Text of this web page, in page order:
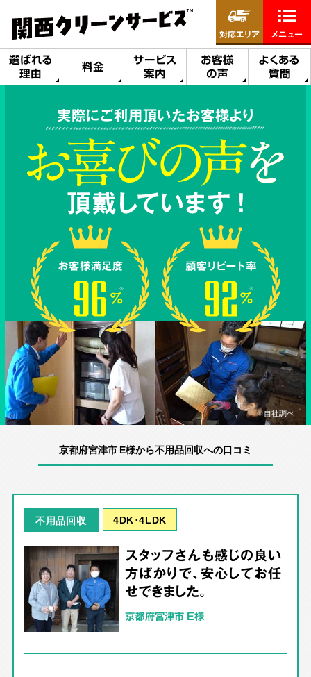
選ばれる
理由
料金
サービス
案内
お客様
の声
よくある
質問
対応エリア メニュー
実際にご利用頂いたお客様より
※自社調べ
京都府宮津市 E様から不用品回収への口コミ
不用品回収 4DK･4LDK
スタッフさんも感じの良い
方ばかりで、安心してお任
せできました。
京都府宮津市 E様